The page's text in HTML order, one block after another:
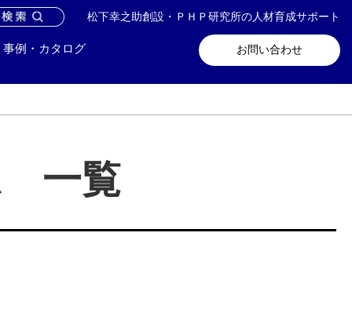
松下幸之助創設・ＰＨＰ研究所の人材育成サポート
お問い合わせ
事例・カタログ
い合わせ メールマガジン登録
一覧